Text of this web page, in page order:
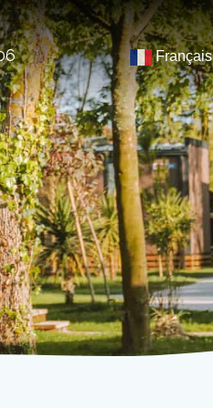
Français